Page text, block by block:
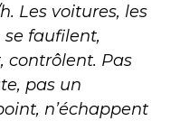
Les voitures, les
faufilent,
contrôlent. Pas
pas un
n’échappent